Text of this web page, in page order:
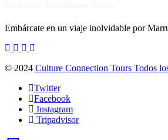
Embárcate en un viaje inolvidable por
© 2024 Culture Connection Tours Todos
Twitter
Facebook
Instagram
Tripadvisor